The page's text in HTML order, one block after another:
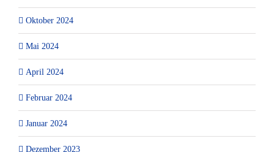
Oktober 2024
Mai 2024
April 2024
Februar 2024
Januar 2024
Dezember 2023